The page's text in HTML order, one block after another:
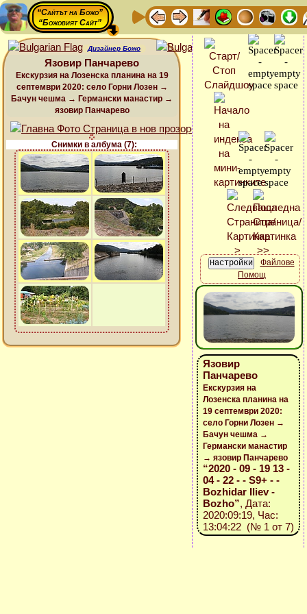
“Сайтът на Божо”
“Божовият Сайт”
Дизайнер Божо
Язовир Панчарево
Екскурзия на Лозенска планина на 19
септември 2020: село Горни Лозен →
Бачун чешма → Германски манастир →
язовир Панчарево
Снимки в албума (7):
Файлове
Помощ
Язовир
Панчарево
Екскурзия на
Лозенска планина на
19 септември 2020:
село Горни Лозен →
Бачун чешма →
Германски манастир
→ язовир Панчарево
“2020 - 09 - 19 13 -
04 - 22 - - S9+ - -
Bozhidar Iliev -
Bozho”, Дата:
2020:09:19, Час:
13:04:22 (№ 1 от 7)